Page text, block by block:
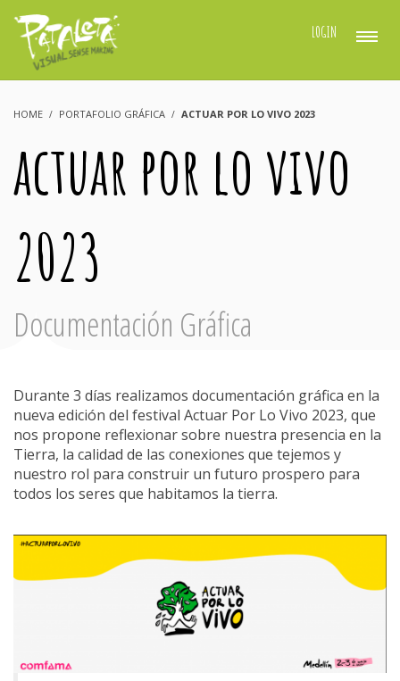
LOGIN
HOME PORTAFOLIO GRÁFICA ACTUAR POR LO VIVO 2023
actuar por lo vivo
2023
Documentación Gráfica
college football jerseysfsu jerseydeuce vaughn
jersey oregon ducks jersey florida jersey florida
jersey college football jerseyspenn state jersey
deuce vaughn jersey kansas state football
uniformspenn state football jersey florida jersey
florida jerseyfsu jerseyfsu jersey
Durante 3 días realizamos documentación gráfica en la
nueva edición del festival Actuar Por Lo Vivo 2023, que
nos propone reflexionar sobre nuestra presencia en la
Tierra, la calidad de las conexiones que tejemos y
nuestro rol para construir un futuro prospero para
todos los seres que habitamos la tierra.